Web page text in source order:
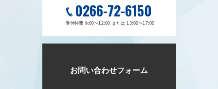
0266-72-6150
受付時間 9:00〜12:00 または 13:00〜17:00
お問い合わせフォーム